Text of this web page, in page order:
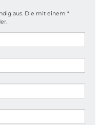
aus. Die mit einem *